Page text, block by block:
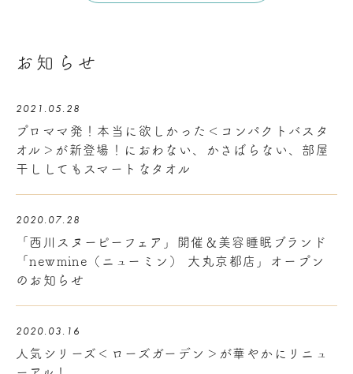
お知らせ
2021.05.28
プロママ発！本当に欲しかった＜コンパクトバスタ
オル＞が新登場！におわない、かさばらない、部屋
干ししてもスマートなタオル
2020.07.28
「西川スヌーピーフェア」開催＆美容睡眠ブランド
「newmine（ニューミン） 大丸京都店」オープン
のお知らせ
2020.03.16
人気シリーズ＜ローズガーデン＞が華やかにリニュ